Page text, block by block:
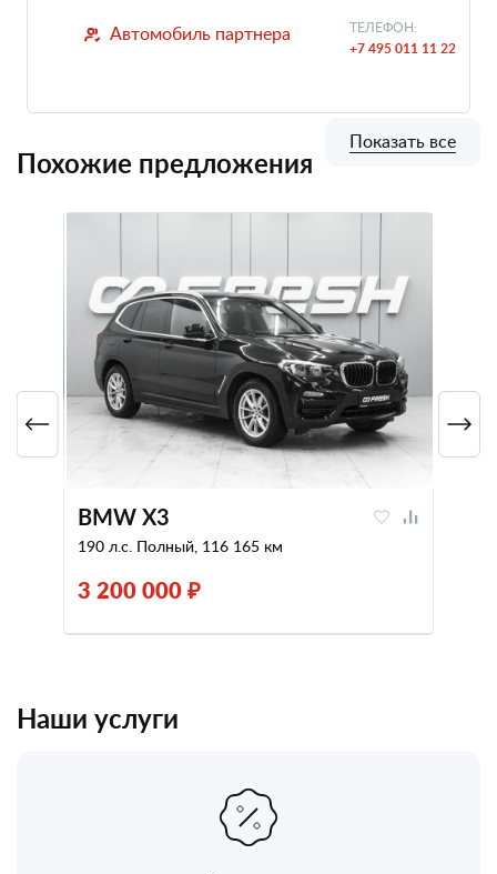
Автомобиль партнера ТЕЛЕФОН:
+7 495 011 11 22
Похожие предложения
BMW X3
190 л.с. Полный, 116 165 км
3 200 000 ₽
Показать все
Наши услуги